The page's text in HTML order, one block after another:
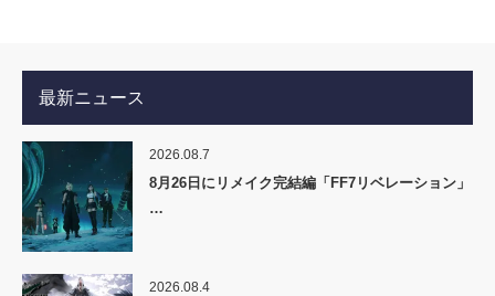
最新ニュース
2026.08.7
8月26日にリメイク完結編「FF7リベレーション」
…
2026.08.4